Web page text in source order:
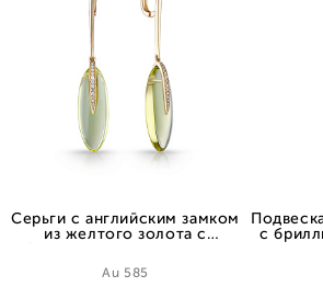
Серьги с английским замком
из желтого золота с
Au 585
с